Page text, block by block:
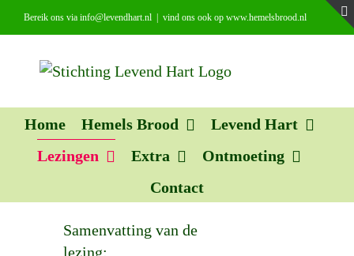
naar
Bereik ons via info@levendhart.nl vind ons ook op www.hemelsbrood.nl
Home Hemels Brood
Levend Hart
Lezingen
Extra
Ontmoeting
Contact
Samenvatting van de
lezing: